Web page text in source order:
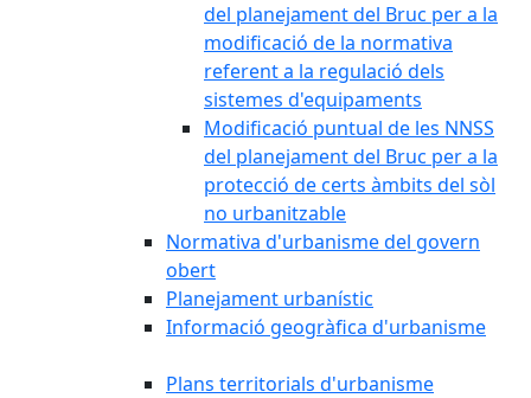
del planejament del Bruc per a la
modificació de la normativa
referent a la regulació dels
sistemes d'equipaments
Modificació puntual de les NNSS
del planejament del Bruc per a la
protecció de certs àmbits del sòl
no urbanitzable
Normativa d'urbanisme del govern
obert
Planejament urbanístic
Informació geogràfica d'urbanisme
Plans territorials d'urbanisme